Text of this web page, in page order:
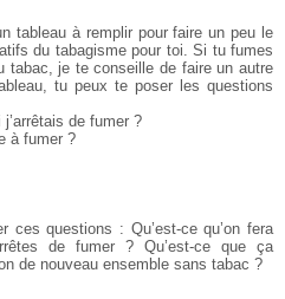
tableau à remplir pour faire un peu le
du tabagisme pour toi. Si tu fumes
tabac, je te conseille de faire un autre
tu peux te poser les questions
de fumer ?
à fumer ?
ces questions : Qu’est-ce qu’on fera
de fumer ? Qu’est-ce que ça
de nouveau ensemble sans tabac ?